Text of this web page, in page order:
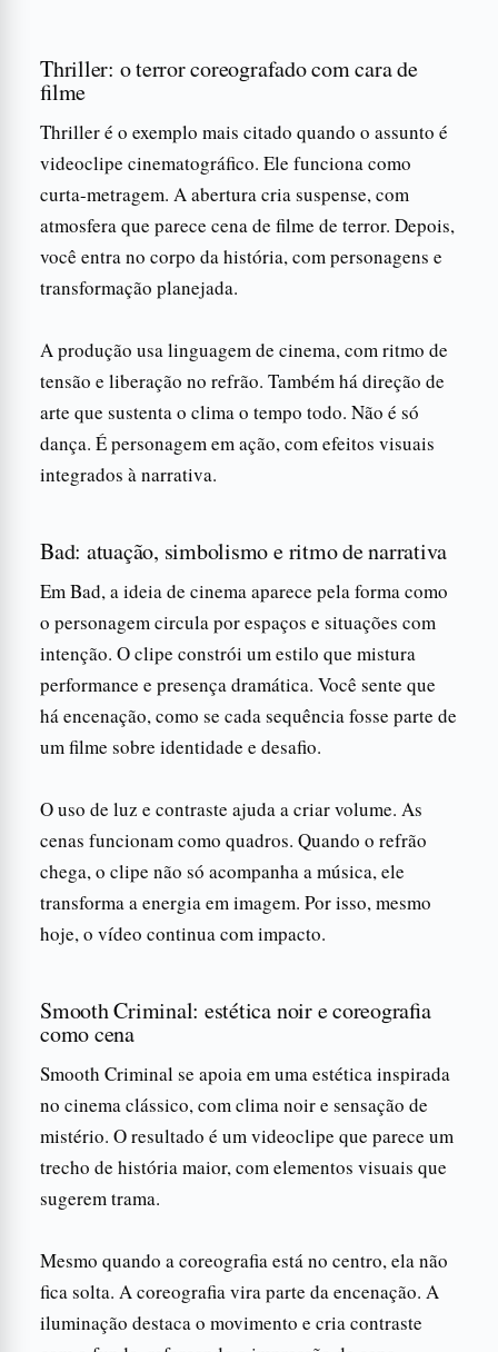
Thriller: o terror coreografado com cara de
filme
Thriller é o exemplo mais citado quando o assunto é
videoclipe cinematográfico. Ele funciona como
curta-metragem. A abertura cria suspense, com
atmosfera que parece cena de filme de terror. Depois,
você entra no corpo da história, com personagens e
transformação planejada.
A produção usa linguagem de cinema, com ritmo de
tensão e liberação no refrão. Também há direção de
arte que sustenta o clima o tempo todo. Não é só
dança. É personagem em ação, com efeitos visuais
integrados à narrativa.
Bad: atuação, simbolismo e ritmo de narrativa
Em Bad, a ideia de cinema aparece pela forma como
o personagem circula por espaços e situações com
intenção. O clipe constrói um estilo que mistura
performance e presença dramática. Você sente que
há encenação, como se cada sequência fosse parte de
um filme sobre identidade e desafio.
O uso de luz e contraste ajuda a criar volume. As
cenas funcionam como quadros. Quando o refrão
chega, o clipe não só acompanha a música, ele
transforma a energia em imagem. Por isso, mesmo
hoje, o vídeo continua com impacto.
Smooth Criminal: estética noir e coreografia
como cena
Smooth Criminal se apoia em uma estética inspirada
no cinema clássico, com clima noir e sensação de
mistério. O resultado é um videoclipe que parece um
trecho de história maior, com elementos visuais que
sugerem trama.
Mesmo quando a coreografia está no centro, ela não
fica solta. A coreografia vira parte da encenação. A
iluminação destaca o movimento e cria contraste